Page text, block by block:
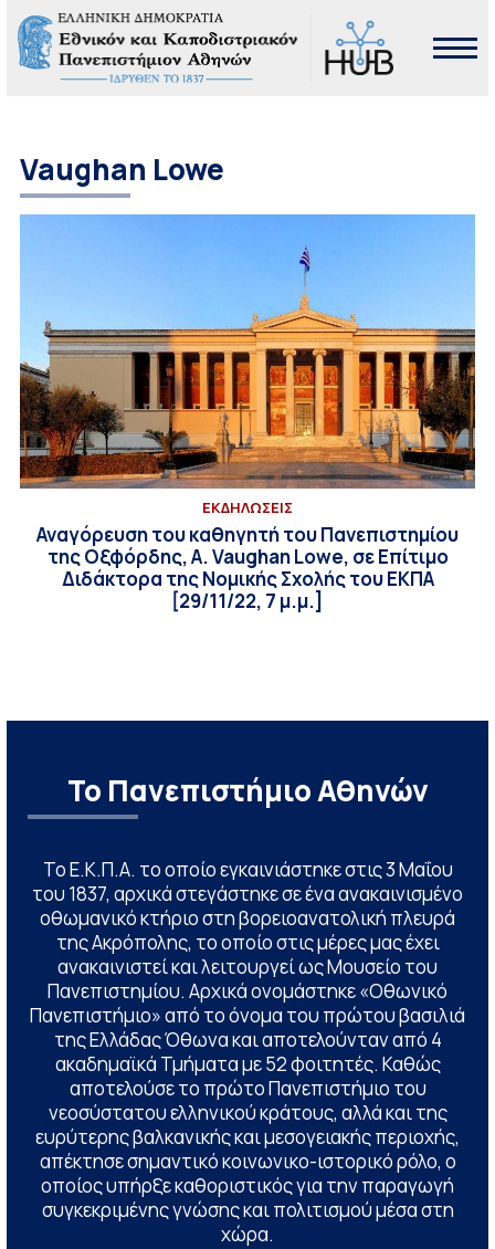
Vaughan Lowe
ΕΚΔΗΛΩΣΕΙΣ
Αναγόρευση του καθηγητή του Πανεπιστημίου
της Οξφόρδης, Α. Vaughan Lowe, σε Επίτιμο
Διδάκτορα της Νομικής Σχολής του ΕΚΠΑ
[29/11/22, 7 μ.μ.]
Το Πανεπιστήμιο Αθηνών
Το Ε.Κ.Π.Α. το οποίο εγκαινιάστηκε στις 3 Μαΐου
του 1837, αρχικά στεγάστηκε σε ένα ανακαινισμένο
οθωμανικό κτήριο στη βορειοανατολική πλευρά
της Ακρόπολης, το οποίο στις μέρες μας έχει
ανακαινιστεί και λειτουργεί ως Μουσείο του
Πανεπιστημίου. Αρχικά ονομάστηκε «Οθωνικό
Πανεπιστήμιο» από το όνομα του πρώτου βασιλιά
της Ελλάδας Όθωνα και αποτελούνταν από 4
ακαδημαϊκά Τμήματα με 52 φοιτητές. Καθώς
αποτελούσε το πρώτο Πανεπιστήμιο του
νεοσύστατου ελληνικού κράτους, αλλά και της
ευρύτερης βαλκανικής και μεσογειακής περιοχής,
απέκτησε σημαντικό κοινωνικο-ιστορικό ρόλο, ο
οποίος υπήρξε καθοριστικός για την παραγωγή
συγκεκριμένης γνώσης και πολιτισμού μέσα στη
χώρα.